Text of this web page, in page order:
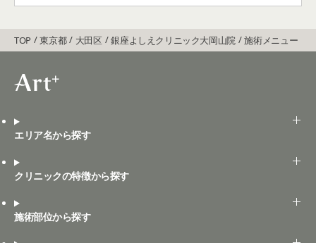
TOP 東京都 大田区 銀座よしえクリニック大岡山院 施術メニュー
エリア名から探す
クリニックの特徴から探す
施術部位から探す